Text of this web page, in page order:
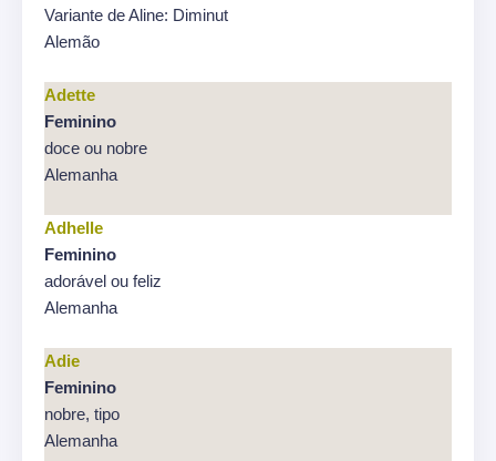
Variante de Aline: Diminut
Alemão
Adette
Feminino
doce ou nobre
Alemanha
Adhelle
Feminino
adorável ou feliz
Alemanha
Adie
Feminino
nobre, tipo
Alemanha